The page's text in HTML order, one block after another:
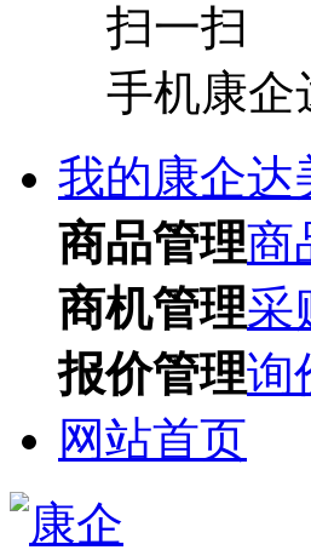
扫一扫
手机康企
我的康企达
商品管理商
商机管理采
报价管理询
网站首页